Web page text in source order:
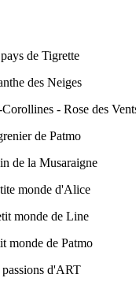
de Tigrette
des Neiges
- Rose des
de Patmo
de la Musaraigne
monde d'Alice
monde de Line
monde de Patmo
d'ART